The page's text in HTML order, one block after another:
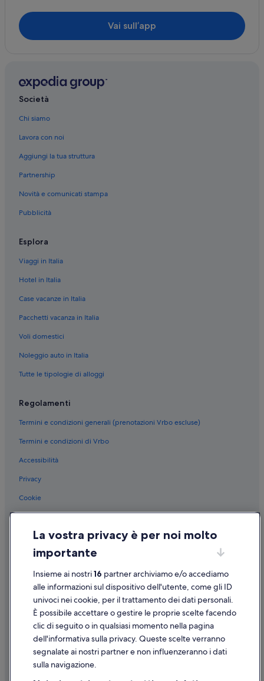
Gottinga: Case private in affitto
Hannover: Case private in affitto
Vai sull’app
Società
Chi siamo
Lavora con noi
Aggiungi la tua struttura
Partnership
Novità e comunicati stampa
Pubblicità
Esplora
Viaggi in Italia
Hotel in Italia
Case vacanze in Italia
Pacchetti vacanza in Italia
Voli domestici
Noleggio auto in Italia
Tutte le tipologie di alloggi
Regolamenti
Termini e condizioni generali (prenotazioni Vrbo escluse)
Termini e condizioni di Vrbo
Accessibilità
Privacy
Cookie
Informazioni legali/Contatti
Linee guida sui contenuti e segnalazione dei contenuti
Supporto
Assistenza clienti
Contattaci
Come cancellare un volo
Come modificare la prenotazione di un hotel o una casa vacanze
La vostra privacy è per noi molto
importante
Insieme ai nostri16 partner archiviamo e/o accediamo
alle informazioni sul dispositivo dell'utente, come gli ID
univoci nei cookie, per il trattamento dei dati personali.
È possibile accettare o gestire le proprie scelte facendo
clic di seguito o in qualsiasi momento nella pagina
dell'informativa sulla privacy. Queste scelte verranno
segnalate ai nostri partner e non influenzeranno i dati
sulla navigazione.